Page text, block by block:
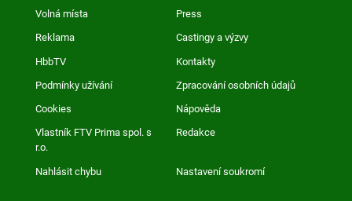
Volná místa Press
Reklama Castingy a výzvy
HbbTV Kontakty
Podmínky užívání Zpracování osobních údajů
Cookies Nápověda
Vlastník FTV Prima spol. s
r.o.
Redakce
Nahlásit chybu Nastavení soukromí